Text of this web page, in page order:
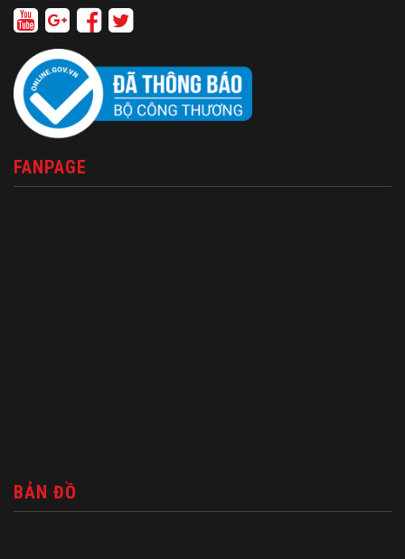
FANPAGE
BẢN ĐỒ